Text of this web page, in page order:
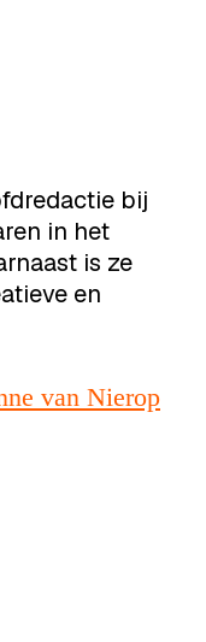
bij
in het
is ze
en
van Nierop